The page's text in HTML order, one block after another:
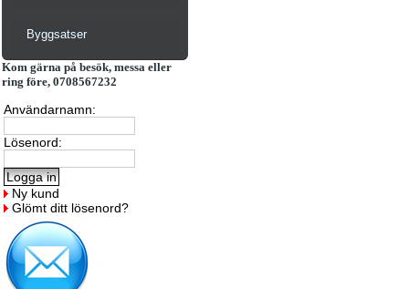
Byggsatser
Kom gärna på besök, messa eller
ring före, 0708567232
Användarnamn:
Lösenord:
Ny kund
Glömt ditt lösenord?